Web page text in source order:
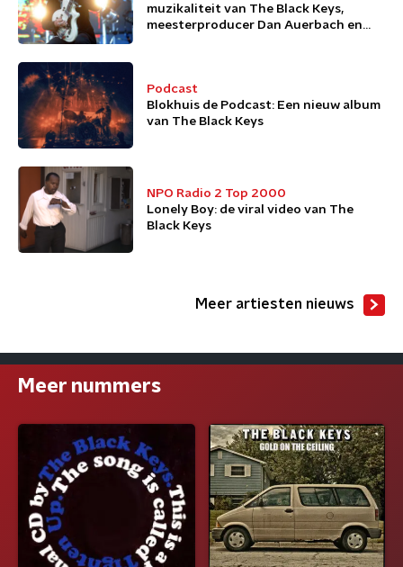
muzikaliteit van The Black Keys,
meesterproducer Dan Auerbach en
Podcast
Blokhuis de Podcast: Een nieuw album
van The Black Keys
NPO Radio 2 Top 2000
Lonely Boy: de viral video van The
Black Keys
Meer artiesten nieuws
Meer nummers